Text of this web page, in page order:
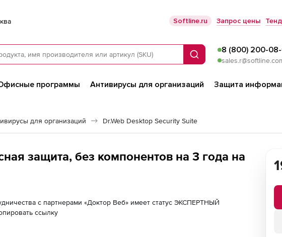
Softline.ru Запрос цены
Поиск
8 (800) 200-
программы Антивирусы для организаций Защита
для организаций Dr.Web Desktop Security Suite
защита, без компонентов на 3 года на
с партнерами «Доктор Веб» имеет статус ЭКСПЕРТНЫЙ
ссылку